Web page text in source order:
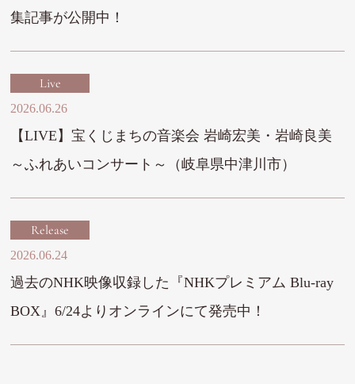
集記事が公開中！
Live
2026.06.26
【LIVE】宝くじまちの音楽会 岩崎宏美・岩崎良美
～ふれあいコンサート～（岐阜県中津川市）
Release
2026.06.24
過去のNHK映像収録した『NHKプレミアム Blu-ray
BOX』6/24よりオンラインにて発売中！